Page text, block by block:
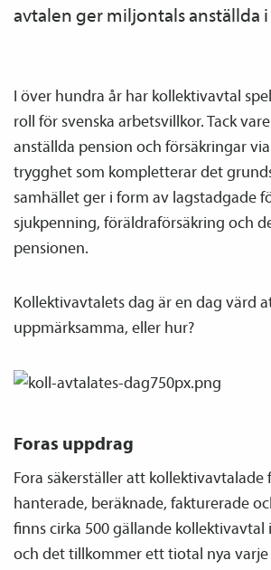
avtalen ger miljontals anställda i
I över hundra år har kollektiv­avtal
roll för svenska arbetsvillkor. Tack
anställda pension och försäkringar
trygghet som kompletterar det
samhället ger i form av lagstadgade
sjukpenning, föräldra­försäkring och
pensionen.
Kollektiv­avtalets dag är en dag värd
uppmärksamma, eller hur?
Foras uppdrag
Fora säkerställer att
hanterade, beräknade, fakturerade
finns cirka 500 gällande kollektiv­avtal
och det tillkommer ett tiotal nya varje